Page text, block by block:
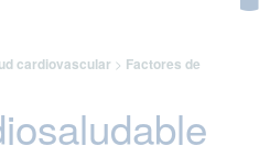
cardiovascular > Factores de